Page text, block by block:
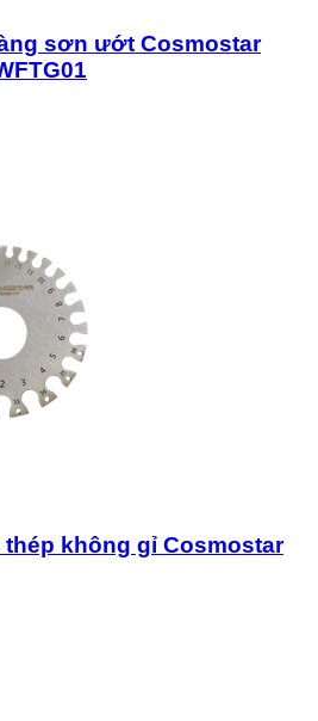
sơn ướt Cosmostar
không gỉ Cosmostar